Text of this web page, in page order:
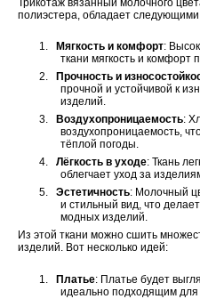
Трикотаж вязанный молочного
полиэстера, обладает следующими
1. Мягкость и комфорт:
ткани мягкость и комфорт
2.
Прочность и
прочной и устойчивой к
изделий.
3.
Воздухопроницаемость:
воздухопроницаемость,
тёплой погоды.
4.
Лёгкость в уходе: Ткань
облегчает уход за
5.
Эстетичность: Молочный
и стильный вид, что
модных изделий.
Из этой ткани можно сшить
изделий. Вот несколько идей:
1. Платье: Платье будет
идеально подходящим для